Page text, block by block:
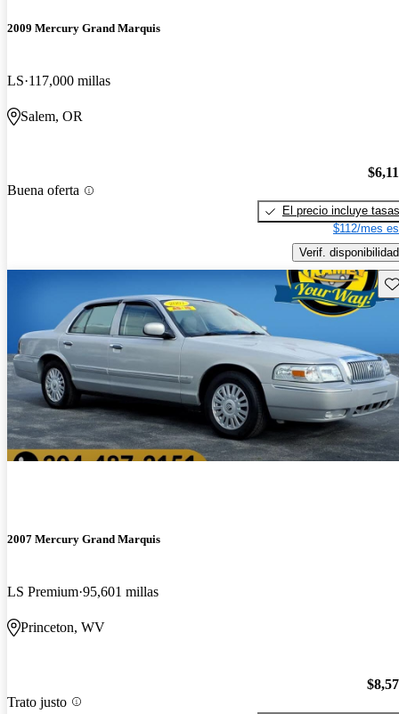
2009 Mercury Grand Marquis
LS 117,000 millas
Salem, OR
Buena oferta
El precio incluye tasas
$112/mes
Verif. disponibilidad
2007 Mercury Grand Marquis
LS Premium 95,601 millas
Princeton, WV
Trato justo